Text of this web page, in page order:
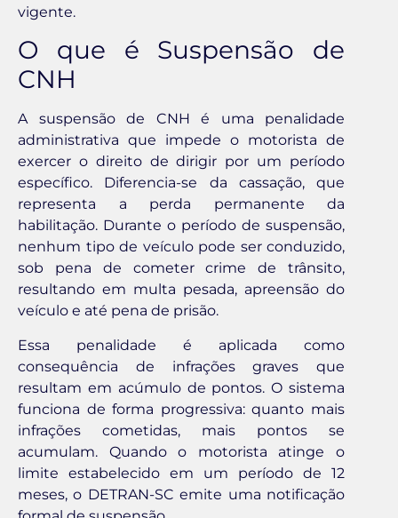
vigente.
O que é Suspensão de
CNH
A suspensão de CNH é uma penalidade
administrativa que impede o motorista de
exercer o direito de dirigir por um período
específico. Diferencia-se da cassação, que
representa a perda permanente da
habilitação. Durante o período de suspensão,
nenhum tipo de veículo pode ser conduzido,
sob pena de cometer crime de trânsito,
resultando em multa pesada, apreensão do
veículo e até pena de prisão.
Essa penalidade é aplicada como
consequência de infrações graves que
resultam em acúmulo de pontos. O sistema
funciona de forma progressiva: quanto mais
infrações cometidas, mais pontos se
acumulam. Quando o motorista atinge o
limite estabelecido em um período de 12
meses, o DETRAN-SC emite uma notificação